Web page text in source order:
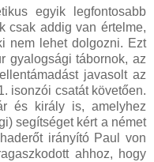
egyik legfontosabb
csak addig van értelme,
nem lehet dolgozni. Ezt
gyalogsági tábornok, az
javasolt az
isonzói csatát követően.
és király is, amelyhez
segítséget kért a német
irányító Paul von
ahhoz, hogy